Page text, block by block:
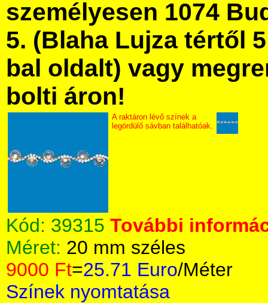
személyesen 1074
5. (Blaha Lujza tértől
bal oldalt) vagy
bolti áron!
A raktáron lévő színek a
legördülő sávban találhatóak.
Kód: 39315 További
Méret: 20 mm széles
9000 Ft=25.71 Euro/Méter
Színek nyomtatása